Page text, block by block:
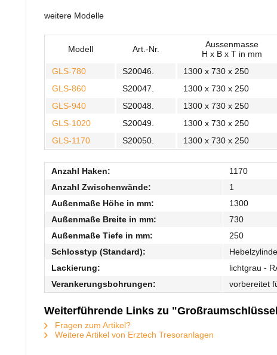
weitere Modelle
Modell Art.-Nr.
Aussenmasse
H x B x T in mm
GLS-780
S20046. 1300 x 730 x 250
GLS-860
S20047. 1300 x 730 x 250
GLS-940
S20048. 1300 x 730 x 250
GLS-1020
S20049. 1300 x 730 x 250
GLS-1170
S20050. 1300 x 730 x 250
Anzahl Haken:
1170
Anzahl Zwischenwände:
1
Außenmaße Höhe in mm:
1300
Außenmaße Breite in mm:
730
Außenmaße Tiefe in mm:
250
Schlosstyp (Standard):
Lackierung:
lichtgrau -
Verankerungsbohrungen:
vorbereitet
Weiterführende Links zu
Fragen zum Artikel?
Weitere Artikel von Erztech Tresoranlagen